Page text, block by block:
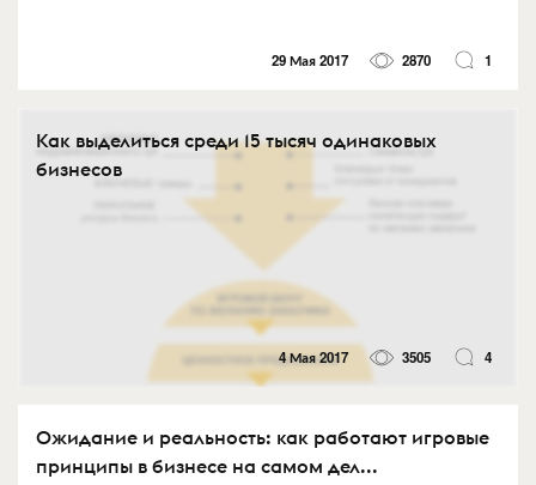
29 Мая 2017 2870 1
Как выделиться среди 15 тысяч одинаковых
бизнесов
4 Мая 2017 3505 4
Ожидание и реальность: как работают игровые
принципы в бизнесе на самом дел...